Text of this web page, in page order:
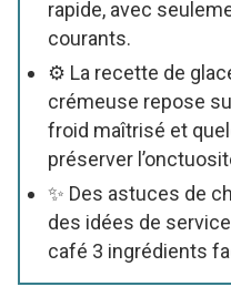
rapide, avec
courants.
⚙️ La recette de
crémeuse repose
froid maîtrisé et
préserver
✨ Des astuces de
des idées de
café 3 ingrédients